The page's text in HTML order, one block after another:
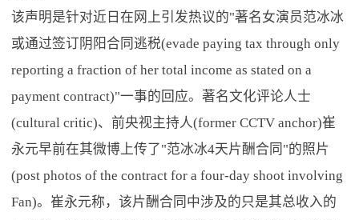
该声明是针对近日在网上引发热议的"著名女演员范冰冰
或通过签订阴阳合同逃税(evade paying tax through only
reporting a fraction of her total income as stated on a
payment contract)"一事的回应。著名文化评论人士
(cultural critic)、前央视主持人(former CCTV anchor)崔
永元早前在其微博上传了"范冰冰4天片酬合同"的照片
(post photos of the contract for a four-day shoot involving
Fan)。崔永元称，该片酬合同中涉及的只是其总收入的